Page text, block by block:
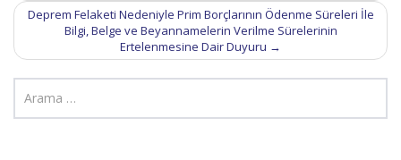
Deprem Felaketi Nedeniyle Prim Borçlarının Ödenme Süreleri İle
Bilgi, Belge ve Beyannamelerin Verilme Sürelerinin
Ertelenmesine Dair Duyuru →